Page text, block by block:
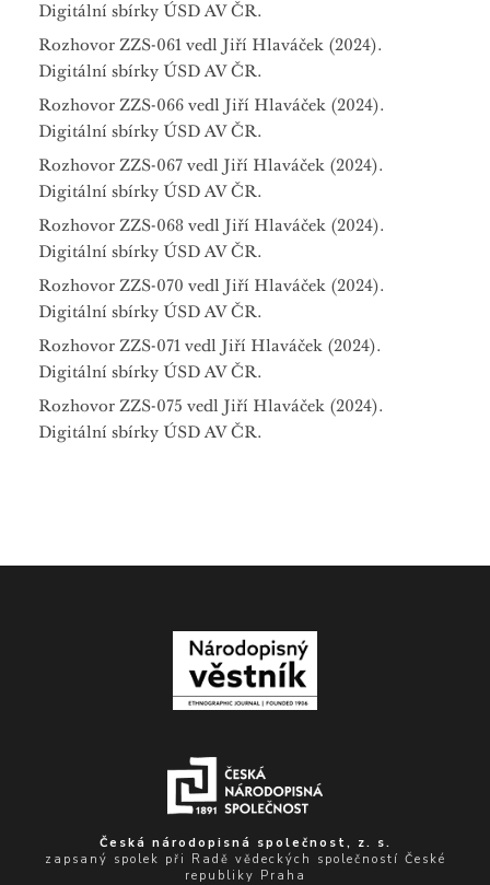
Digitální sbírky ÚSD AV ČR.
Rozhovor ZZS-061 vedl Jiří Hlaváček (2024).
Digitální sbírky ÚSD AV ČR.
Rozhovor ZZS-066 vedl Jiří Hlaváček (2024).
Digitální sbírky ÚSD AV ČR.
Rozhovor ZZS-067 vedl Jiří Hlaváček (2024).
Digitální sbírky ÚSD AV ČR.
Rozhovor ZZS-068 vedl Jiří Hlaváček (2024).
Digitální sbírky ÚSD AV ČR.
Rozhovor ZZS-070 vedl Jiří Hlaváček (2024).
Digitální sbírky ÚSD AV ČR.
Rozhovor ZZS-071 vedl Jiří Hlaváček (2024).
Digitální sbírky ÚSD AV ČR.
Rozhovor ZZS-075 vedl Jiří Hlaváček (2024).
Digitální sbírky ÚSD AV ČR.
Česká národopisná společnost, z. s.
zapsaný spolek při Radě vědeckých společností České
republiky Praha